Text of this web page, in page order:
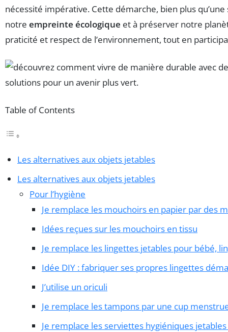
nécessité impérative. Cette démarche, bien plus
notre empreinte écologique et à préserver notre
praticité et respect de l’environnement, tout en
Table of Contents
Les alternatives aux objets jetables
Les alternatives aux objets jetables
Pour l’hygiène
Je remplace les mouchoirs en papier par des
Idées reçues sur les mouchoirs en tissu
Je remplace les lingettes jetables pour bébé,
Idée DIY : fabriquer ses propres lingettes
J’utilise un oriculi
Je remplace les tampons par une cup
Je remplace les serviettes hygiéniques